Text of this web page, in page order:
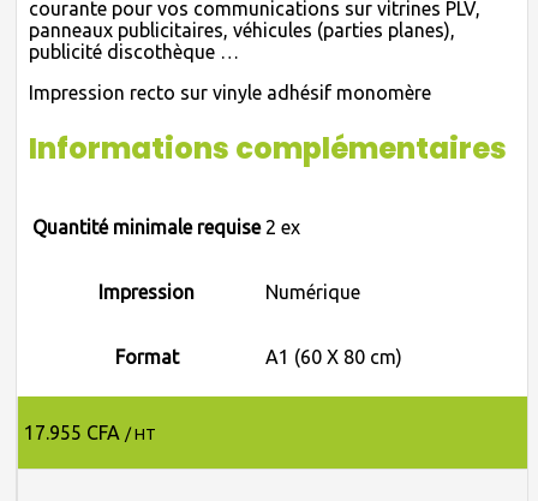
courante pour vos communications sur vitrines PLV,
panneaux publicitaires, véhicules (parties planes),
publicité discothèque …
Impression recto sur vinyle adhésif monomère
Informations complémentaires
Quantité minimale requise 2 ex
Impression Numérique
Format A1 (60 X 80 cm)
17.955 CFA / HT